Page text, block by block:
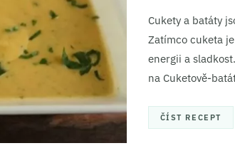
Cukety a batáty
Zatímco cuketa
energii a
na Cuketově-
ČÍST RECEPT